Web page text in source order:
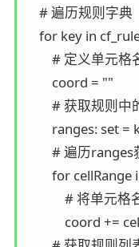
    # 遍历规则字典
for key in
# 定义单
        coord = ""
# 获取规
ranges: set
# 遍历
for
# 将单
coord +=